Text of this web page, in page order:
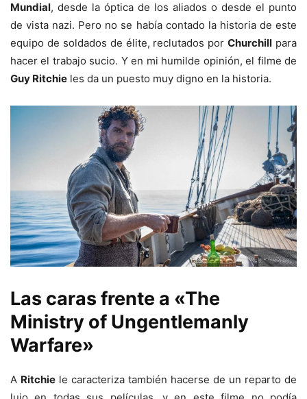
Mundial, desde la óptica de los aliados o desde el punto
de vista nazi. Pero no se había contado la historia de este
equipo de soldados de élite, reclutados porChurchill para
hacer el trabajo sucio. Y en mi humilde opinión, el filme de
Guy Ritchie les da un puesto muy digno en la historia.
Las caras frente a «The
Ministry of Ungentlemanly
Warfare»
A Ritchie le caracteriza también hacerse de un reparto de